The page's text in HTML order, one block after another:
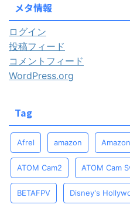
メタ情報
ログイン
投稿フィード
コメントフィード
WordPress.org
Tag
Afrel amazon
ATOM Cam2 ATOM Cam
BETAFPV Disney's